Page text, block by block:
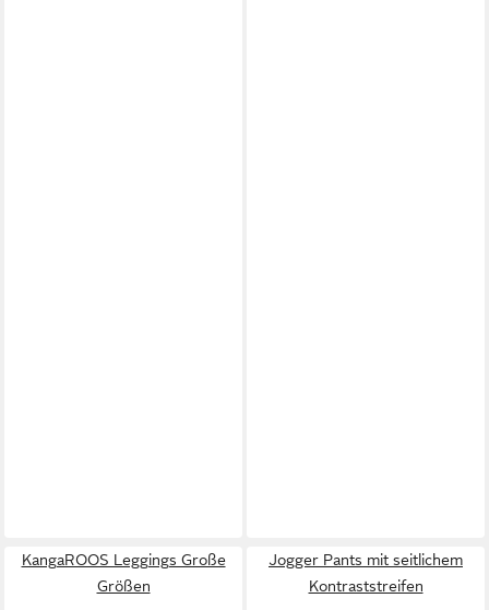
KangaROOS Leggings Große
Größen
Jogger Pants mit seitlichem
Kontraststreifen